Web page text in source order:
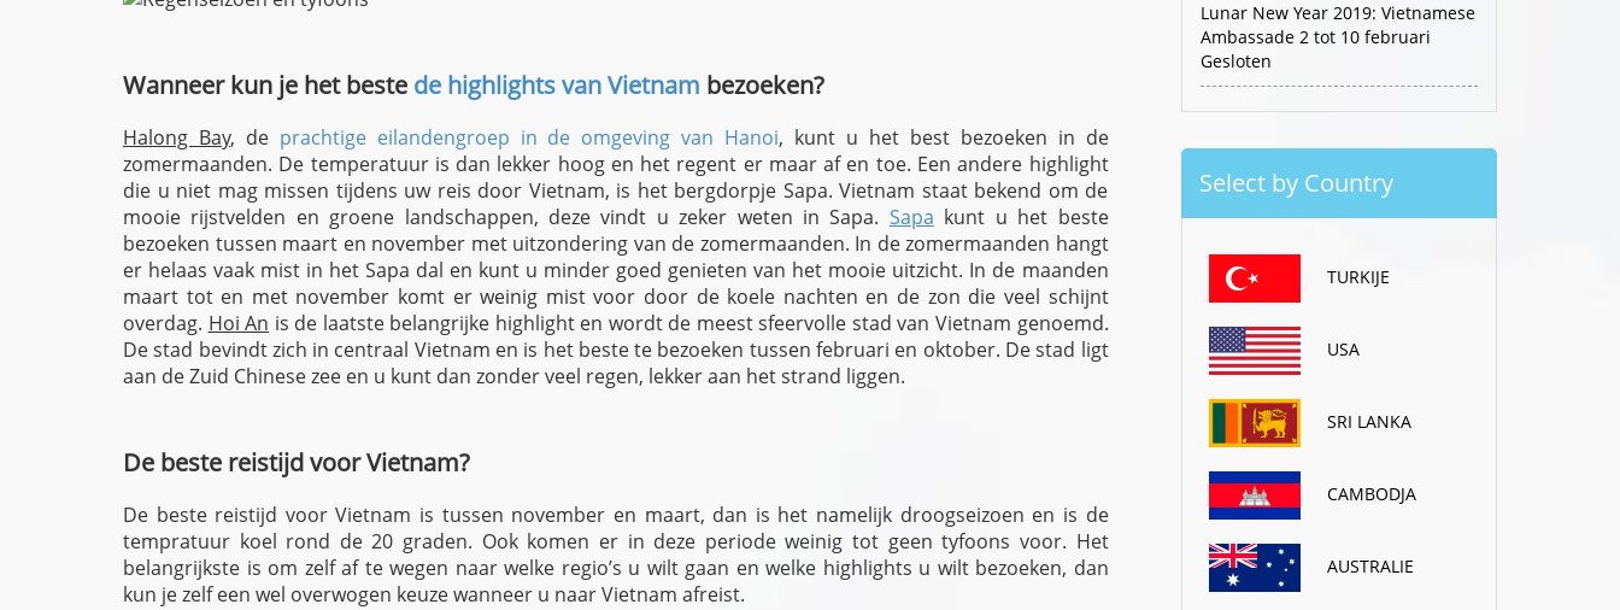
Wanneer kun je het beste de highlights van Vietnam bezoeken?
Halong Bay, de prachtige eilandengroep in de omgeving van Hanoi, kunt u het best bezoeken in de
zomermaanden. De temperatuur is dan lekker hoog en het regent er maar af en toe. Een andere highlight
die u niet mag missen tijdens uw reis door Vietnam, is het bergdorpje Sapa. Vietnam staat bekend om de
mooie rijstvelden en groene landschappen, deze vindt u zeker weten in Sapa. Sapa kunt u het beste
bezoeken tussen maart en november met uitzondering van de zomermaanden. In de zomermaanden hangt
er helaas vaak mist in het Sapa dal en kunt u minder goed genieten van het mooie uitzicht. In de maanden
maart tot en met november komt er weinig mist voor door de koele nachten en de zon die veel schijnt
overdag. Hoi An is de laatste belangrijke highlight en wordt de meest sfeervolle stad van Vietnam genoemd.
De stad bevindt zich in centraal Vietnam en is het beste te bezoeken tussen februari en oktober. De stad ligt
aan de Zuid Chinese zee en u kunt dan zonder veel regen, lekker aan het strand liggen.
De beste reistijd voor Vietnam?
De beste reistijd voor Vietnam is tussen november en maart, dan is het namelijk droogseizoen en is de
tempratuur koel rond de 20 graden. Ook komen er in deze periode weinig tot geen tyfoons voor. Het
belangrijkste is om zelf af te wegen naar welke regio’s u wilt gaan en welke highlights u wilt bezoeken, dan
kun je zelf een wel overwogen keuze wanneer u naar Vietnam afreist.
Lunar New Year 2019: Vietnamese
Ambassade 2 tot 10 februari
Gesloten
Select by Country
TURKIJE
USA
SRI LANKA
CAMBODJA
AUSTRALIE